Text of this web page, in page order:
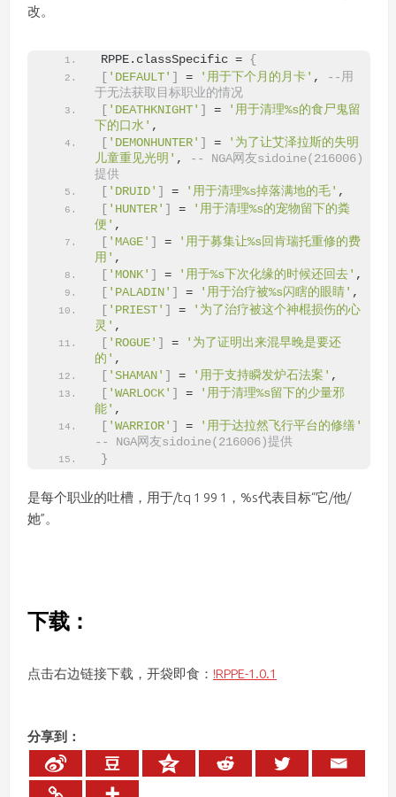
改。
RPPE.classSpecific = {
[ 'DEFAULT' ] = '用于下个月的月卡' ,
--用
于无法获取目标职业的情况
[ 'DEATHKNIGHT' ] =
'用于清理%s的食尸鬼留
下的口水' ,
[ 'DEMONHUNTER' ] =
'为了让艾泽拉斯的失明
儿童重见光明' ,
-- NGA网友sidoine(216006)
提供
[ 'DRUID' ] = '用于清理%s掉落满地的毛' ,
[ 'HUNTER' ] =
'用于清理%s的宠物留下的粪
便' ,
[ 'MAGE' ] =
'用于募集让%s回肯瑞托重修的费
用' ,
[ 'MONK' ] = '用于%s下次化缘的时候还回去' ,
[ 'PALADIN' ] = '用于治疗被%s闪瞎的眼睛' ,
[ 'PRIEST' ] =
'为了治疗被这个神棍损伤的心
灵' ,
[ 'ROGUE' ] =
'为了证明出来混早晚是要还
的' ,
[ 'SHAMAN' ] = '用于支持瞬发炉石法案' ,
[ 'WARLOCK' ] =
'用于清理%s留下的少量邪
能' ,
[ 'WARRIOR' ] =
'用于达拉然飞行平台的修缮'
-- NGA网友sidoine(216006)提供
}
是每个职业的吐槽，用于/tq 1 99 1，%s代表目标“它/他/
她”。
下载：
点击右边链接下载，开袋即食： !RPPE-1.0.1
分享到：